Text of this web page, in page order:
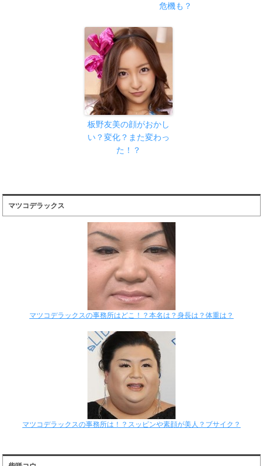
危機も？
板野友美の顔がおかし
い？変化？また変わっ
た！？
マツコデラックス
マツコデラックスの事務所はどこ！？本名は？身長は？体重は？
マツコデラックスの事務所は！？スッピンや素顔が美人？ブサイク？